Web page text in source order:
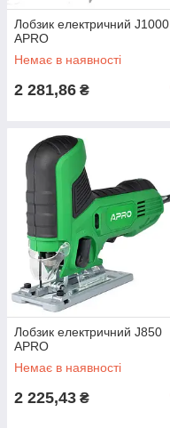
Лобзик електричний J1000
APRO
Немає в наявності
2 281,86 ₴
Лобзик електричний J850
APRO
Немає в наявності
2 225,43 ₴